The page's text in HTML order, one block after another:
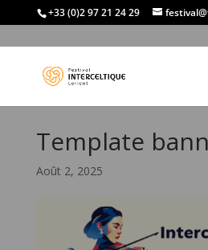
+33 (0)2 97 21 24 29
Template
Août 2, 2025